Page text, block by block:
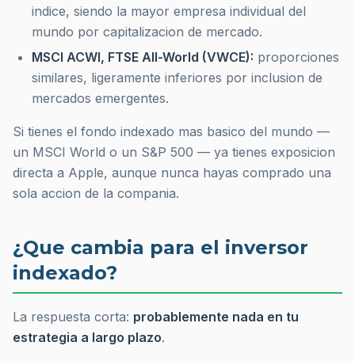
indice, siendo la mayor empresa individual del
mundo por capitalizacion de mercado.
MSCI ACWI, FTSE All-World (VWCE): proporciones
similares, ligeramente inferiores por inclusion de
mercados emergentes.
Si tienes el fondo indexado mas basico del mundo —
un MSCI World o un S&P 500 — ya tienes exposicion
directa a Apple, aunque nunca hayas comprado una
sola accion de la compania.
¿Que cambia para el inversor
indexado?
La respuesta corta: probablemente nada en tu
estrategia a largo plazo.